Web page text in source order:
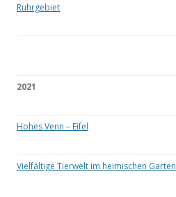
Ruhrgebiet
2021
Hohes Venn – Eifel
Vielfältige Tierwelt im heimischen Garten